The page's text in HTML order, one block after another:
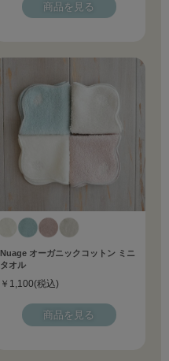
商品を見る
Nuage オーガニックコットン ミニ
タオル
￥1,100(税込)
商品を見る